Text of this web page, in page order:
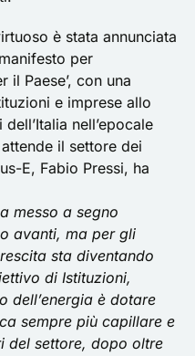
è stata annunciata
per
il Paese’, con una
e imprese allo
nell’epocale
il settore dei
E, Fabio Pressi, ha
messo a segno
avanti, ma per gli
sta diventando
di Istituzioni,
dell’energia è dotare
sempre più capillare e
del settore, dopo oltre